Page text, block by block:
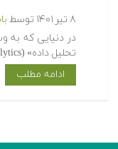
۸ تیر ۱۴۰۱ توسط
تحلیل داده» (Analytics) تحت تحولات عظیمی قرار گرفته…
ادامه مطلب